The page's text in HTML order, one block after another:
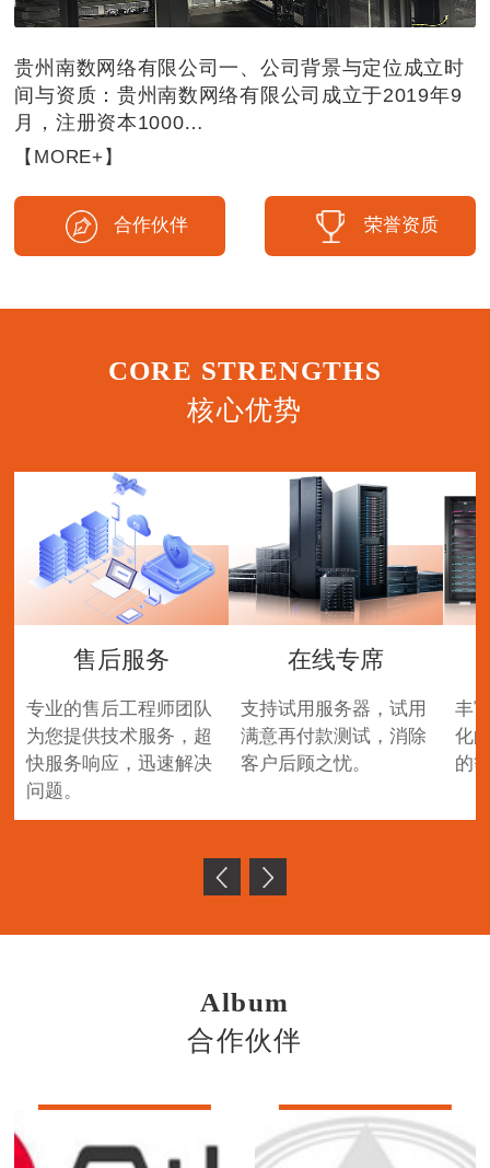
贵州南数网络有限公司一、‌公司背景与定位‌‌成立时
间与资质‌：贵州南数网络有限公司成立于2019年9
月，注册资本1000…
【MORE+】
合作伙伴 荣誉资质
CORE STRENGTHS
核心优势
售后服务
专业的售后工程师团队
为您提供技术服务，超
快服务响应，迅速解决
问题。
在线专席
支持试用服务器，试用
满意再付款测试，消除
客户后顾之忧。
丰
化
的
Album
合作伙伴